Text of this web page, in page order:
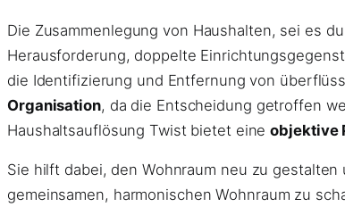
Die Zusammenlegung von Haushalten, sei es
Herausforderung, doppelte
die Identifizierung und Entfernung von
Organisation, da die Entscheidung getroffen
Haushaltsauflösung Twist bietet eineobjektive
Sie hilft dabei, den Wohnraum neu zu
gemeinsamen, harmonischen Wohnraum zu